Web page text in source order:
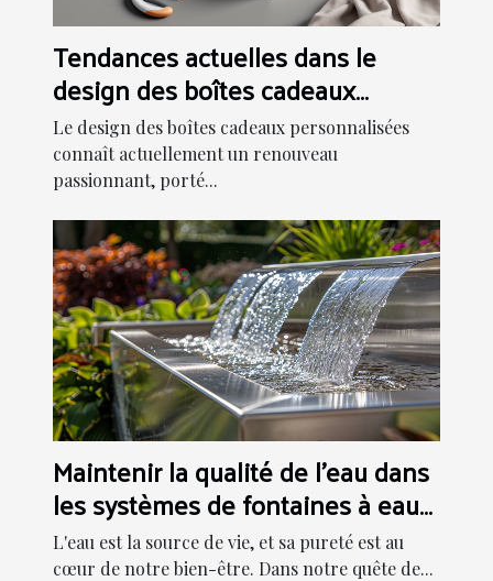
Tendances actuelles dans le
design des boîtes cadeaux
personnalisées
Le design des boîtes cadeaux personnalisées
connaît actuellement un renouveau
passionnant, porté...
Maintenir la qualité de l'eau dans
les systèmes de fontaines à eau
modernes
L'eau est la source de vie, et sa pureté est au
cœur de notre bien-être. Dans notre quête de...